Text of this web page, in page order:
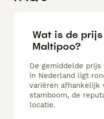
Wat is de
Maltipoo?
De gemiddelde
in Nederland ligt
variëren afhankelijk
stamboom, de
locatie.